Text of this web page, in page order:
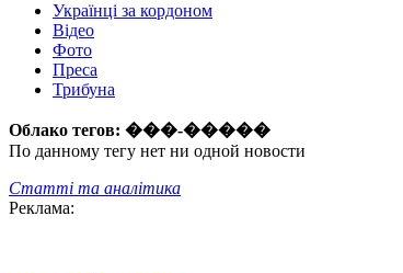
Українці за кордоном
Відео
Фото
Преса
Трибуна
Облако тегов: ���-�����
По данному тегу нет ни одной новости
Статті та аналітика
Реклама: